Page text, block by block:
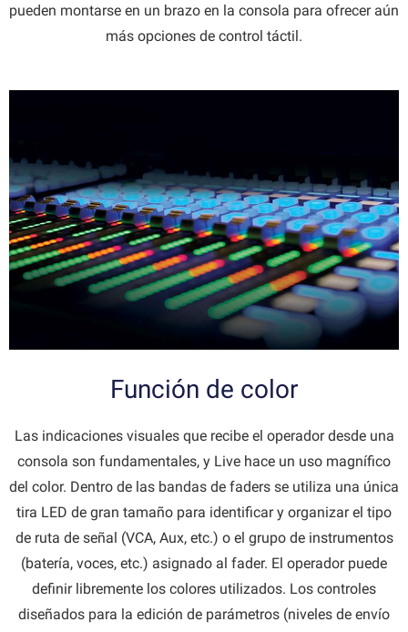
pueden montarse en un brazo en la consola para ofrecer aún
más opciones de control táctil.
Función de color
Las indicaciones visuales que recibe el operador desde una
consola son fundamentales, y Live hace un uso magnífico
del color. Dentro de las bandas de faders se utiliza una única
tira LED de gran tamaño para identificar y organizar el tipo
de ruta de señal (VCA, Aux, etc.) o el grupo de instrumentos
(batería, voces, etc.) asignado al fader. El operador puede
definir libremente los colores utilizados. Los controles
diseñados para la edición de parámetros (niveles de envío